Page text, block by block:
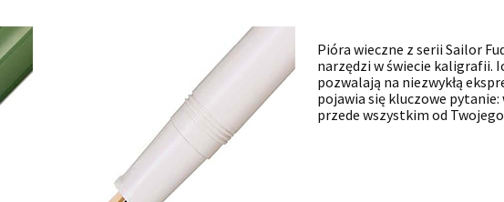
Pióra wieczne z serii Sailor
narzędzi w świecie kaligrafii.
pozwalają na niezwykłą
pojawia się kluczowe
przede wszystkim od